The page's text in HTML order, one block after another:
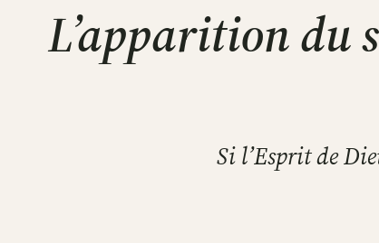
L’apparition du
Si l’Esprit de